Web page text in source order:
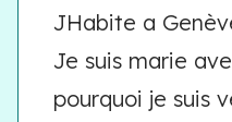
JHabite a
Je suis marie
pourquoi je suis